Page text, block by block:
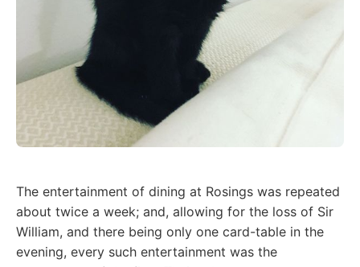
The entertainment of dining at Rosings was repeated
about twice a week; and, allowing for the loss of Sir
William, and there being only one card-table in the
evening, every such entertainment was the